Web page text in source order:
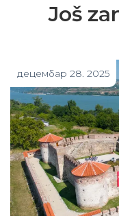
Još
децембар 28. 2025